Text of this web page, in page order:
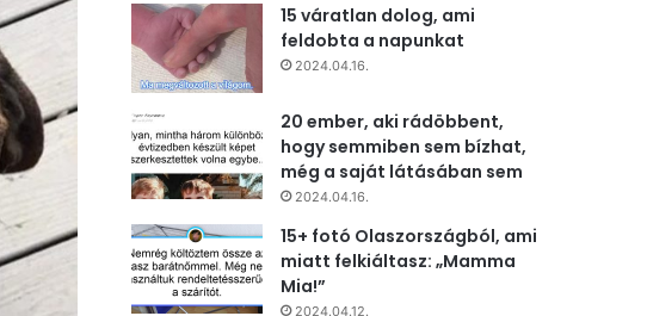
15 váratlan dolog, ami
feldobta a napunkat
2024.04.16.
20 ember, aki rádöbbent,
hogy semmiben sem bízhat,
még a saját látásában sem
2024.04.16.
15+ fotó Olaszországból, ami
miatt felkiáltasz: „Mamma
Mia!”
2024.04.12.